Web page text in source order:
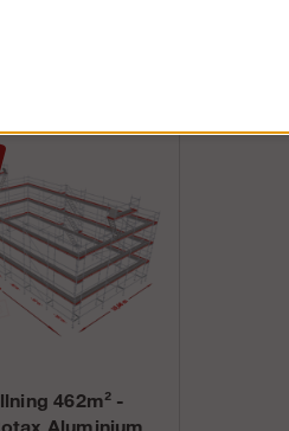
462m² -
Aluminium